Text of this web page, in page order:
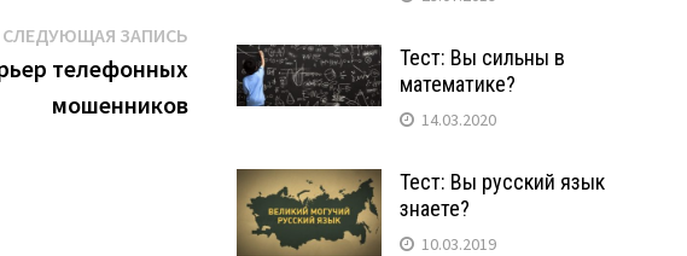
СЛЕДУЮЩАЯ ЗАПИСЬСледующая
запись:
телефонных
мошенников
Тест: Вы сильны в
математике?
14.03.2020
Тест: Вы русский язык
знаете?
10.03.2019